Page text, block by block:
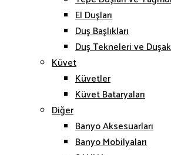
El Duşları
Duş Başlıkları
Duş Tekneleri ve
Küvet
Küvetler
Küvet Bataryaları
Diğer
Banyo Aksesuarları
Banyo Mobilyaları